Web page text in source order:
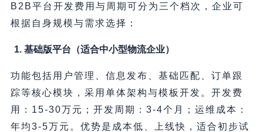
B2B平台开发费用与周期可分为三个档次，企业可
根据自身规模与需求选择：
1. 基础版平台（适合中小型物流企业）
功能包括用户管理、信息发布、基础匹配、订单跟
踪等核心模块，采用单体架构与模板开发。开发费
用：15-30万元；开发周期：3-4个月；运维成本：
年均3-5万元。优势是成本低、上线快，适合初步试